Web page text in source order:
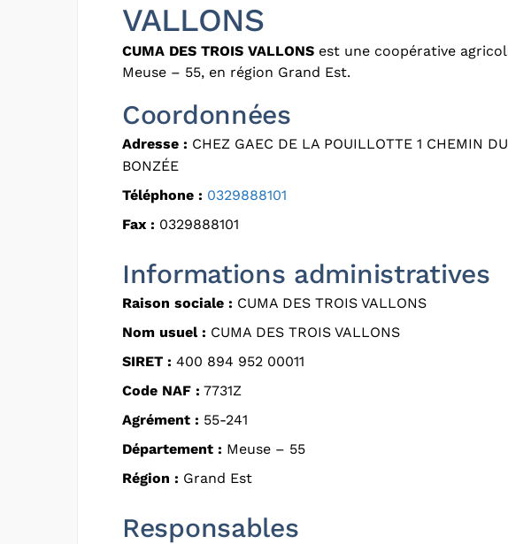
VALLONS
CUMA DES TROIS VALLONS est une coopérative
Meuse – 55, en région Grand Est.
Coordonnées
Adresse : CHEZ GAEC DE LA POUILLOTTE 1 CHEMIN
BONZÉE
Téléphone : 0329888101
Fax : 0329888101
Informations administratives
Raison sociale : CUMA DES TROIS VALLONS
Nom usuel : CUMA DES TROIS VALLONS
SIRET : 400 894 952 00011
Code NAF : 7731Z
Agrément : 55-241
Département : Meuse – 55
Région : Grand Est
Responsables